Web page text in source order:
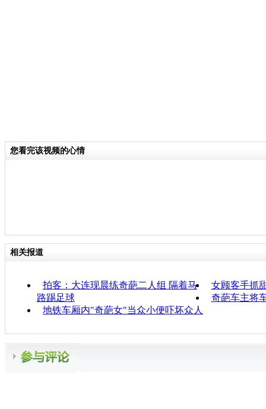
您看完该视频的心情
相关报道
拍客：大连现晨练奇葩二人组 隔着马
路踢足球
女顾客手抓
奇葩车主将
地铁车厢内"奇葩女"当众小便吓坏众人